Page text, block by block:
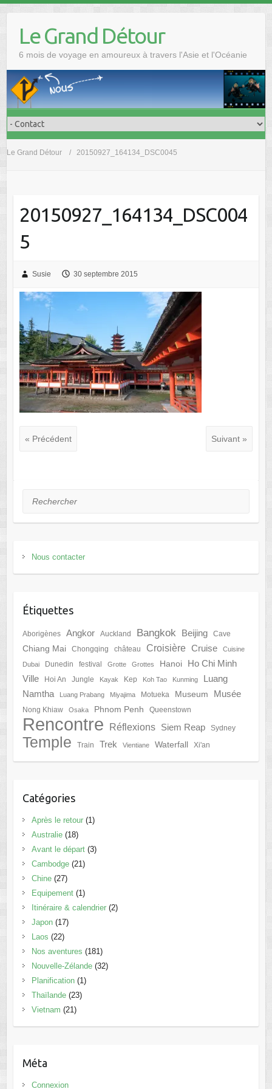
Le Grand Détour
6 mois de voyage en amoureux à travers l'Asie et l'Océanie
Le Grand Détour 20150927_164134_DSC0045
20150927_164134_DSC004
5
Susie 30 septembre 2015
« Précédent Suivant »
Rechercher
Nous contacter
Étiquettes
Aborigènes Angkor Auckland Bangkok Beijing Cave
Chiang Mai Chongqing château Croisière Cruise Cuisine
Dubai Dunedin festival Grotte Grottes Hanoi
Ho Chi Minh
Ville
Hoi An Jungle Kayak Kep Koh Tao Kunming
Luang
Namtha
Luang Prabang Miyajima Motueka Museum Musée
Nong Khiaw Osaka Phnom Penh Queenstown
Rencontre Réflexions Siem Reap Sydney
Temple Train Trek Vientiane Waterfall Xi'an
Catégories
Après le retour(1)
Australie(18)
Avant le départ(3)
Cambodge(21)
Chine(27)
Equipement(1)
Itinéraire & calendrier(2)
Japon(17)
Laos (22)
Nos aventures (181)
Nouvelle-Zélande(32)
Planification(1)
Thaïlande(23)
Vietnam (21)
Méta
Connexion